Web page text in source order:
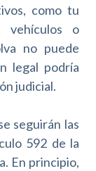
como tu
vehículos o
no puede
legal podría
judicial.
seguirán las
592 de la
En principio,